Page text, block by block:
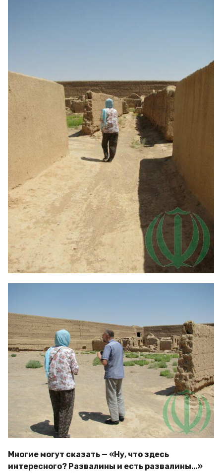
Многие могут сказать — «Ну, что здесь
интересного? Развалины и есть развалины…»